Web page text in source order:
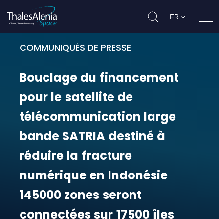
FR
COMMUNIQUÉS DE PRESSE
Bouclage du financement pour
Bouclage du financement
pour le satellite de
télécommunication large
bande SATRIA destiné à
réduire la fracture
numérique en Indonésie
145000 zones seront
connectéessur 17500 îles